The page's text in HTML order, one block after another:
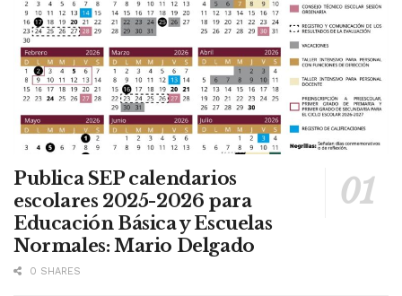
Publica SEP calendarios
escolares 2025-2026 para
Educación Básica y Escuelas
Normales: Mario Delgado
0 SHARES